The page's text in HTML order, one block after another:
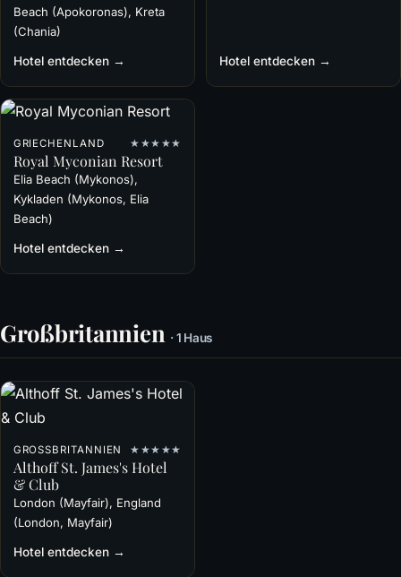
Beach (Apokoronas), Kreta
(Chania)
Hotel entdecken → Hotel entdecken →
GRIECHENLAND ★★★★★
Royal Myconian Resort
Elia Beach (Mykonos),
Kykladen (Mykonos, Elia
Beach)
Hotel entdecken →
Großbritannien · 1 Haus
GROSSBRITANNIEN ★★★★★
Althoff St. James's Hotel
& Club
London (Mayfair), England
(London, Mayfair)
Hotel entdecken →